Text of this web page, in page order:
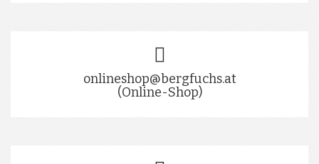
onlineshop@bergfuchs.at
(Online-Shop)